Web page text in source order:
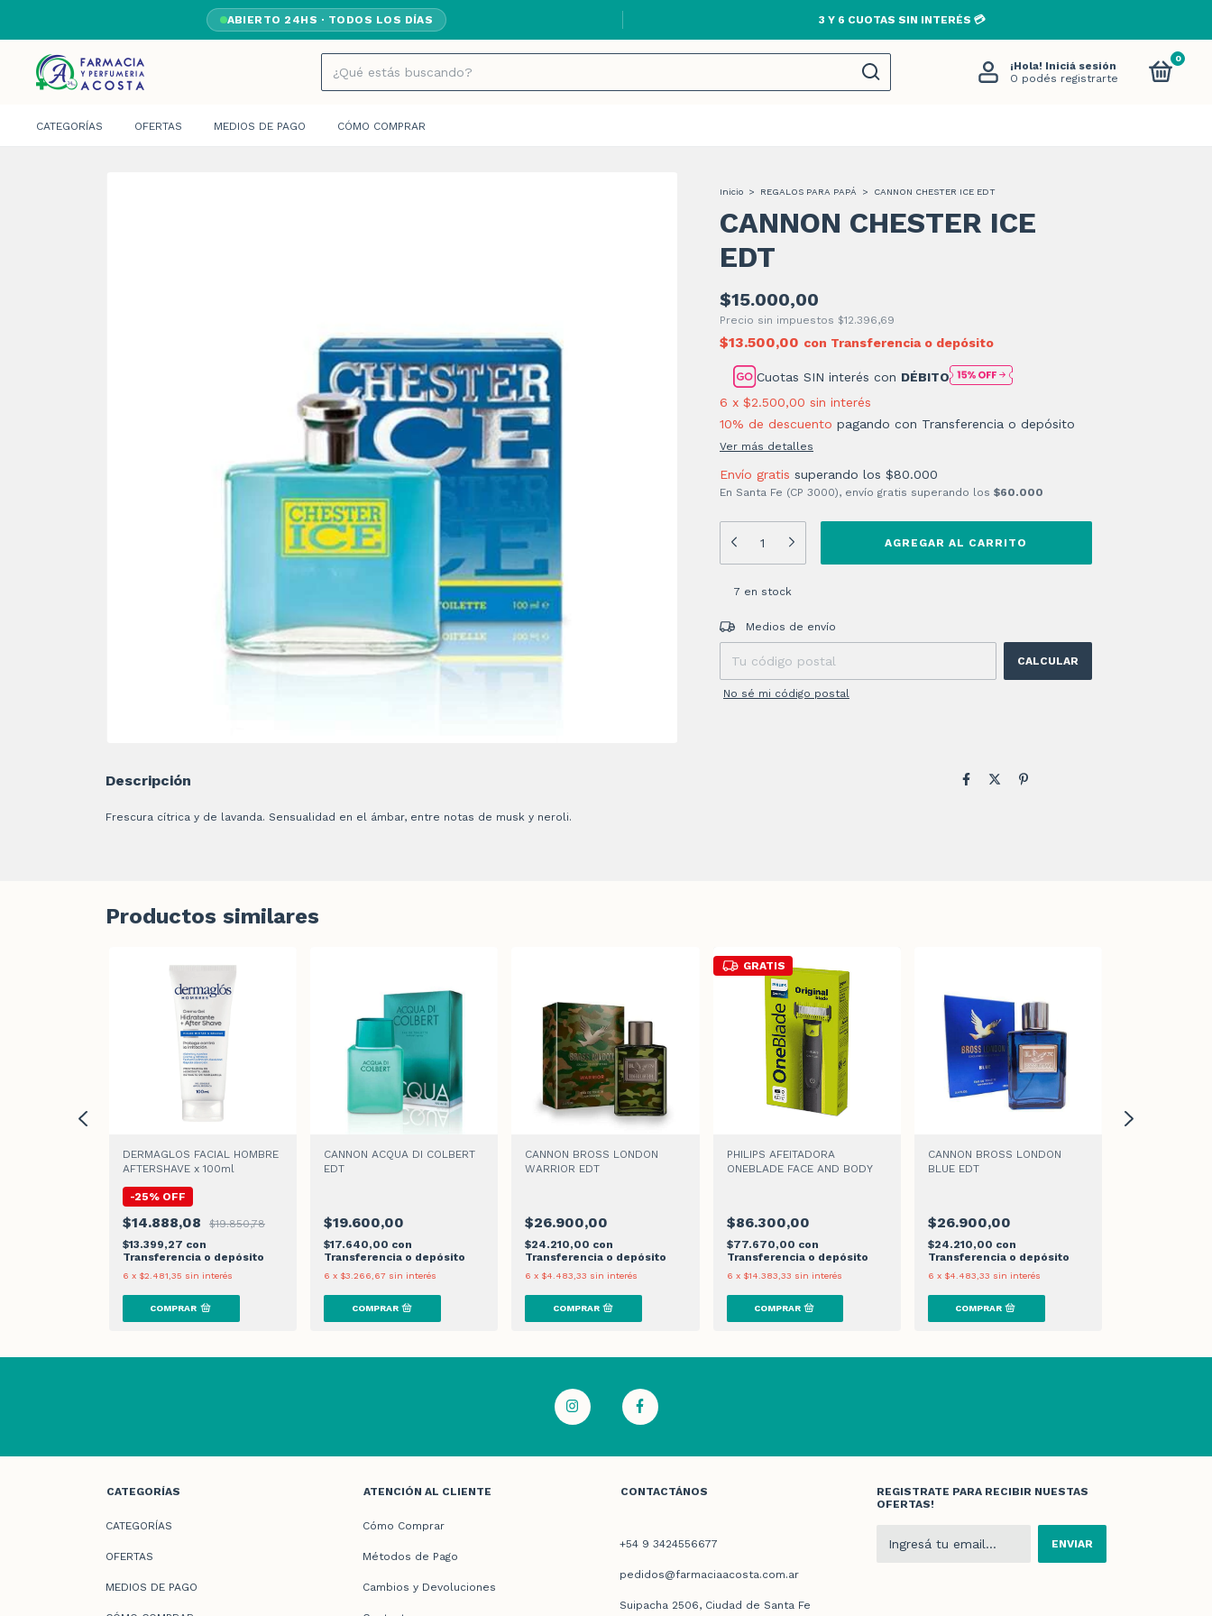
ABIERTO 24HS · TODOS LOS DÍAS 3 Y 6 CUOTAS SIN INTERÉS 💳
¡Hola! Iniciá sesión
O podés registrarte
0
CATEGORÍAS OFERTAS MEDIOS DE PAGO CÓMO COMPRAR
Inicio > REGALOS PARA PAPÁ > CANNON CHESTER ICE EDT
CANNON CHESTER ICE
EDT
$15.000,00
Precio sin impuestos $12.396,69
$13.500,00 con Transferencia o depósito
Cuotas SIN interés con DÉBITO
6 x $2.500,00 sin interés
10% de descuento pagando con Transferencia o depósito
Ver más detalles
Envío gratis superando los $80.000
En Santa Fe (CP 3000), envío gratis superando los $60.000
7 en stock
Entregas para el CP:
Medios de envío
CALCULAR
No sé mi código postal
Descripción
Frescura cí­trica y de lavanda. Sensualidad en el ámbar, entre notas de musk y neroli.
Productos similares
DERMAGLOS FACIAL HOMBRE
AFTERSHAVE x 100ml
-25% OFF
$14.888,08
$19.850,78
$13.399,27 con
Transferencia o depósito
6 x $2.481,35 sin interés
CANNON ACQUA DI COLBERT
EDT
$19.600,00
$17.640,00 con
Transferencia o depósito
6 x $3.266,67 sin interés
CANNON BROSS LONDON
WARRIOR EDT
$26.900,00
$24.210,00 con
Transferencia o depósito
6 x $4.483,33 sin interés
GRATIS
PHILIPS AFEITADORA
ONEBLADE FACE AND BODY
$86.300,00
$77.670,00 con
Transferencia o depósito
6 x $14.383,33 sin interés
CANNON BROSS LONDON
BLUE EDT
$26.900,00
$24.210,00 con
Transferencia o depósito
6 x $4.483,33 sin interés
CATEGORÍAS
CATEGORÍAS
OFERTAS
MEDIOS DE PAGO
ATENCIÓN AL CLIENTE
Cómo Comprar
Métodos de Pago
Cambios y Devoluciones
CONTACTÁNOS
+54 9 3424556677
pedidos@farmaciaacosta.com.ar
Suipacha 2506, Ciudad de Santa Fe
REGISTRATE PARA RECIBIR NUESTAS
OFERTAS!